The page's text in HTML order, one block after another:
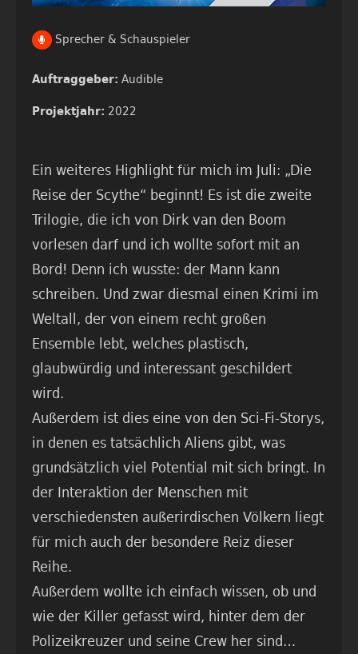
Sprecher & Schauspieler
Auftraggeber: Audible
Projektjahr: 2022
Ein weiteres Highlight für mich im Juli: „Die
Reise der Scythe“ beginnt! Es ist die zweite
Trilogie, die ich von Dirk van den Boom
vorlesen darf und ich wollte sofort mit an
Bord! Denn ich wusste: der Mann kann
schreiben. Und zwar diesmal einen Krimi im
Weltall, der von einem recht großen
Ensemble lebt, welches plastisch,
glaubwürdig und interessant geschildert
wird.
Außerdem ist dies eine von den Sci-Fi-Storys,
in denen es tatsächlich Aliens gibt, was
grundsätzlich viel Potential mit sich bringt. In
der Interaktion der Menschen mit
verschiedensten außerirdischen Völkern liegt
für mich auch der besondere Reiz dieser
Reihe.
Außerdem wollte ich einfach wissen, ob und
wie der Killer gefasst wird, hinter dem der
Polizeikreuzer und seine Crew her sind…